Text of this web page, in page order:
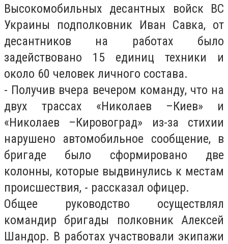
Высокомобильных десантных войск ВС
Украины подполковник Иван Савка, от
десантников на работах было
задействовано 15 единиц техники и
около 60 человек личного состава.
- Получив вчера вечером команду, что на
двух трассах «Николаев –Киев» и
«Николаев –Кировоград» из-за стихии
нарушено автомобильное сообщение, в
бригаде было сформировано две
колонны, которые выдвинулись к местам
происшествия, - рассказал офицер.
Общее руководство осуществлял
командир бригады полковник Алексей
Шандор. В работах участвовали экипажи